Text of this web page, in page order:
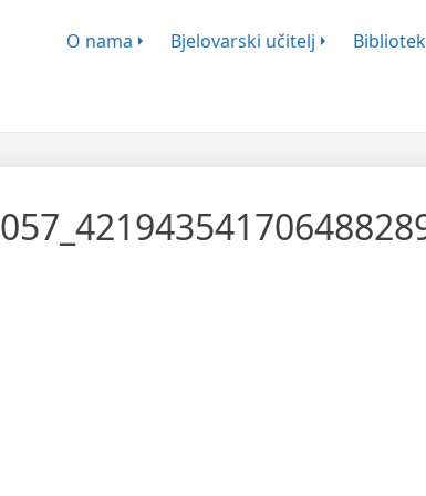
Književnog Zbora
O nama Bjelovarski učitelj